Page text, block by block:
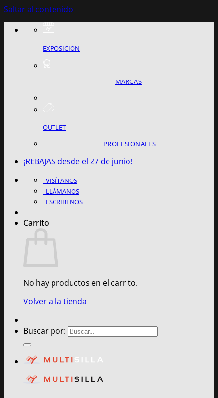
Saltar al contenido
EXPOSICION
MARCAS
OUTLET
PROFESIONALES
¡REBAJAS desde el 27 de junio!
VISÍTANOS
LLÁMANOS
ESCRÍBENOS
Carrito
No hay productos en el carrito.
Volver a la tienda
Buscar por: